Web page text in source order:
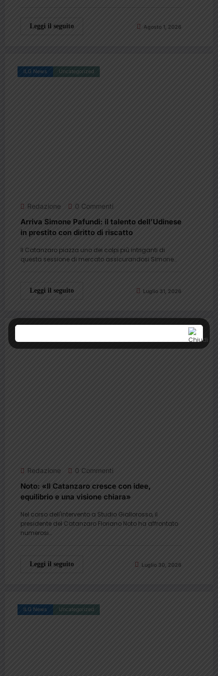
Leggi il seguito Agosto 1, 2026
ILG News Uncategorized
Redazione 0 Commenti
Arriva Simone Pafundi: il talento dell’Udinese
in prestito con diritto di riscatto
Il Catanzaro piazza uno dei colpi più intriganti di
questa sessione di mercato assicurandosi Simone…
Leggi il seguito Luglio 31, 2026
Redazione 0 Commenti
Noto: «Il Catanzaro cresce con idee,
equilibrio e una visione chiara»
Nel corso dell'intervento a Studio Giallorosso, il
presidente del Catanzaro Floriano Noto ha affrontato
numerosi…
Leggi il seguito Luglio 30, 2026
ILG News Uncategorized